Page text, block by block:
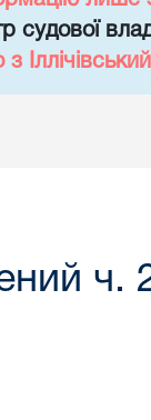
судової
ч.